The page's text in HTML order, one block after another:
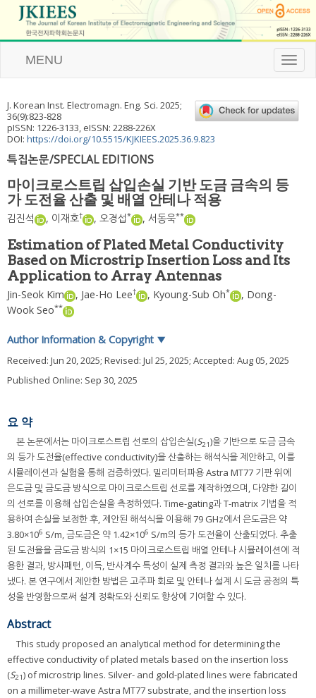
T
o
l
e
g
MENU
J. Korean Inst. Electromagn. Eng. Sci. 2025;
36(9):823-828
pISSN: 1226-3133, eISSN: 2288-226X
DOI: https://doi.org/10.5515/KJKIEES.2025.36.9.823
특집논문/SPECLAL EDITIONS
마이크로스트립 삽입손실 기반 도금 금속의 등
가 도전율 산출 및 배열 안테나 적용
김진석 , 이재호† , 오경섭* , 서동욱**
Estimation of Plated Metal Conductivity
Based on Microstrip Insertion Loss and Its
Application to Array Antennas
Jin-Seok Kim , Jae-Ho Lee† , Kyoung-Sub Oh* , Dong-
Wook Seo**
Author Information & Copyright ▼
Received: Jun 20, 2025; Revised: Jul 25, 2025; Accepted: Aug 05, 2025
Published Online: Sep 30, 2025
요 약
본 논문에서는 마이크로스트립 선로의 삽입손실(S21)을 기반으로 도금 금속
의 등가 도전율(effective conductivity)을 산출하는 해석식을 제안하고, 이를
시뮬레이션과 실험을 통해 검증하였다. 밀리미터파용 Astra MT77 기판 위에
은도금 및 금도금 방식으로 마이크로스트립 선로를 제작하였으며, 다양한 길이
의 선로를 이용해 삽입손실을 측정하였다. Time-gating과 T-matrix 기법을 적
용하여 손실을 보정한 후, 제안된 해석식을 이용해 79 GHz에서 은도금은 약
3.80×106 S/m, 금도금은 약 1.42×106 S/m의 등가 도전율이 산출되었다. 추출
된 도전율을 금도금 방식의 1×15 마이크로스트립 배열 안테나 시뮬레이션에 적
용한 결과, 방사패턴, 이득, 반사계수 특성이 실제 측정 결과와 높은 일치를 나타
냈다. 본 연구에서 제안한 방법은 고주파 회로 및 안테나 설계 시 도금 공정의 특
성을 반영함으로써 설계 정확도와 신뢰도 향상에 기여할 수 있다.
Abstract
This study proposed an analytical method for determining the
effective conductivity of plated metals based on the insertion loss
(S21) of microstrip lines. Silver- and gold-plated lines were fabricated
on a millimeter-wave Astra MT77 substrate, and the insertion loss